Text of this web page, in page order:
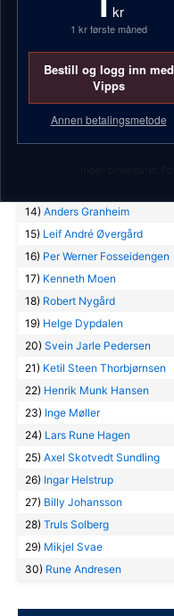
kr
1 kr første måned
Bestill og logg inn med
Vipps
Annen betalingsmetode
NMK Nore & Uvdal
Rally Trøndelag
KNA Midt-Norge
Østfoldrally
22. september
NAF Hamar og Omegn jr.
Tommy Slåstad
Henning Nyberg
7)Erik Nordahl
Per Engseth
9)Ole Jacob Skjørdal Hauge
Jonas Kruse
11)Per-Gunnar Andersson
14) Anders Granheim
15) Leif André Øvergård
16) Per Werner Fosseidengen
17) Kenneth Moen
18) Robert Nygård
19) Helge Dypdalen
20) Svein Jarle Pedersen
21) Ketil Steen Thorbjørnsen
22) Henrik Munk Hansen
23) Inge Møller
24) Lars Rune Hagen
25) Axel Skotvedt Sundling
26) Ingar Helstrup
27) Billy Johansson
28) Truls Solberg
29) Mikjel Svae
30) Rune Andresen